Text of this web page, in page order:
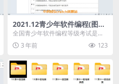
2021.12青少年软件编程(图形
化)等级考试试卷二级(含答案)
全国青少年软件编程等级考试是由
中国电子学会发起的面向青少年软
件编程能力水平的社会...
3 年前 123